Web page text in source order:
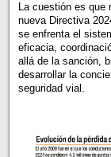
La cuestión es que
nueva Directiva
se enfrenta el
eficacia,
allá de la sanción,
desarrollar la
seguridad vial.